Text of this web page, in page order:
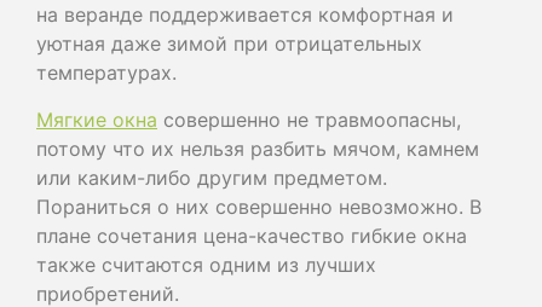
на веранде поддерживается комфортная и
уютная даже зимой при отрицательных
температурах.
Мягкие окна совершенно не травмоопасны,
потому что их нельзя разбить мячом, камнем
или каким-либо другим предметом.
Пораниться о них совершенно невозможно. В
плане сочетания цена-качество гибкие окна
также считаются одним из лучших
приобретений.